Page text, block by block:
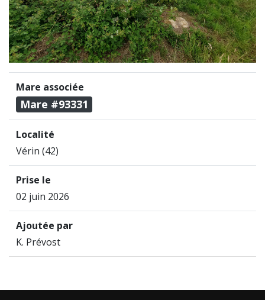
Mare associée
Mare #93331
Localité
Vérin (42)
Prise le
02 juin 2026
Ajoutée par
K. Prévost